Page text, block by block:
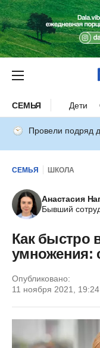
СЕМЬЯ Дети
Провели подряд
СЕМЬЯ ШКОЛА
Анастасия
Бывший
Как быстро
умножения:
Опубликовано:
11 ноября 2021, 19:24